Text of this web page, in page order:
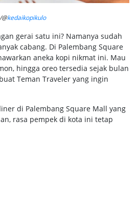
kedaikopikulo
gerai satu ini? Namanya sudah
cabang. Di Palembang Square
aneka kopi nikmat ini. Mau
hingga oreo tersedia sejak bulan
Teman Traveler yang ingin
di Palembang Square Mall yang
rasa pempek di kota ini tetap